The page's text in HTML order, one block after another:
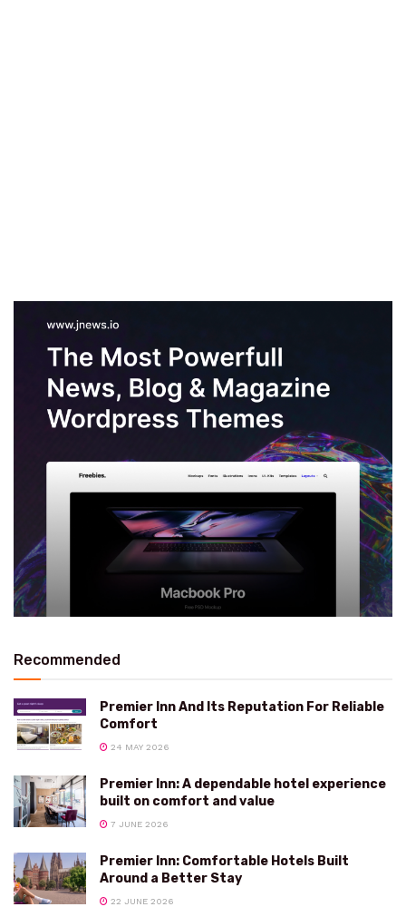
Recommended
Premier Inn And Its Reputation For Reliable
Comfort
24 MAY 2026
Premier Inn: A dependable hotel experience
built on comfort and value
7 JUNE 2026
Premier Inn: Comfortable Hotels Built
Around a Better Stay
22 JUNE 2026